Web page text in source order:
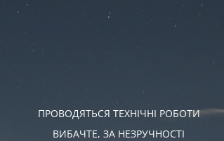
ПРОВОДЯТЬСЯ ТЕХНІЧНІ РОБОТИ
ВИБАЧТЕ, ЗА НЕЗРУЧНОСТІ